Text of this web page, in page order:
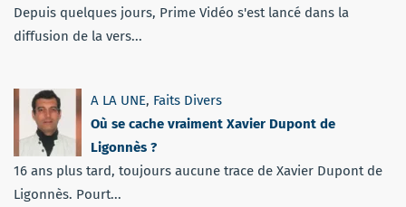
Depuis quelques jours, Prime Vidéo s'est lancé dans la
diffusion de la vers...
A LA UNE, Faits Divers
Où se cache vraiment Xavier Dupont de
Ligonnès ?
16 ans plus tard, toujours aucune trace de Xavier Dupont de
Ligonnès. Pourt...